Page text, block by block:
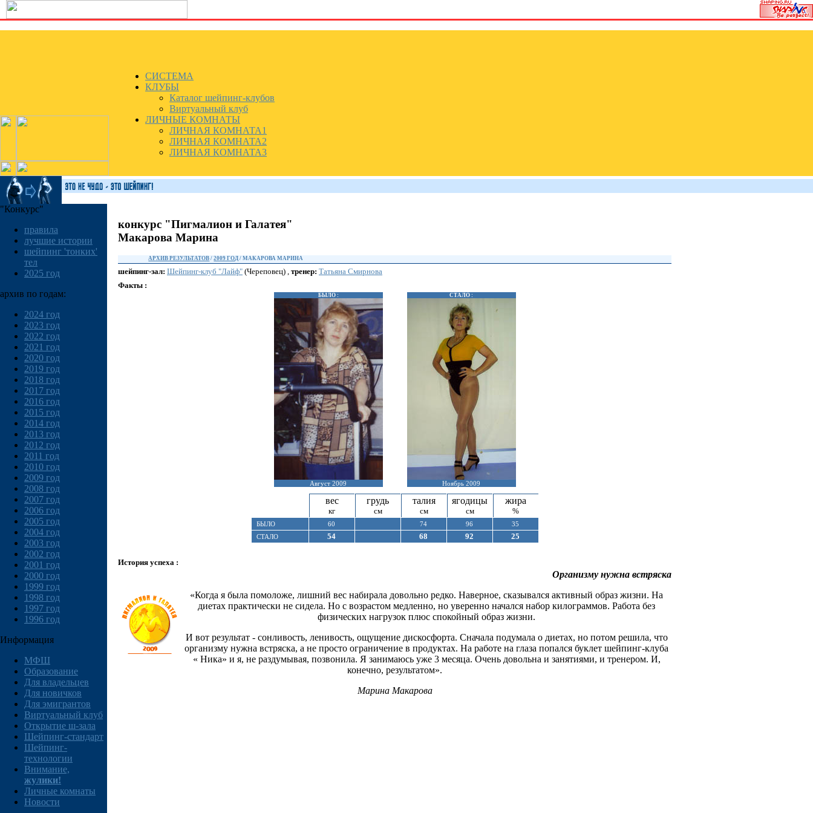
СИСТЕМА
КЛУБЫ
Каталог шейпинг-клубов
Виртуальный клуб
ЛИЧНЫЕ КОМНАТЫ
ЛИЧНАЯ КОМНАТА1
ЛИЧНАЯ КОМНАТА2
ЛИЧНАЯ КОМНАТА3
"Конкурс"
правила
лучшие истории
шейпинг 'тонких'
тел
2025 год
архив по годам:
2024 год
2023 год
2022 год
2021 год
2020 год
2019 год
2018 год
2017 год
2016 год
2015 год
2014 год
2013 год
2012 год
2011 год
2010 год
2009 год
2008 год
2007 год
2006 год
2005 год
2004 год
2003 год
2002 год
2001 год
2000 год
1999 год
1998 год
1997 год
1996 год
Информация
МФШ
Образование
Для владельцев
Для новичков
Для эмигрантов
Виртуальный клуб
Открытие ш-зала
Шейпинг-стандарт
Шейпинг-
технологии
Внимание,
жулики!
Личные комнаты
Новости
конкурс "Пигмалион и Галатея"
Макарова Марина
АРХИВ РЕЗУЛЬТАТОВ /2009 ГОД / МАКАРОВА МАРИНА
шейпинг-зал: Шейпинг-клуб "Лайф" (Череповец) , тренер: Татьяна Смирнова
Факты :
БЫЛО :
Август 2009
СТАЛО :
Ноябрь 2009
вес
кг
грудь
см
талия
см
ягодицы
см
жира
%
БЫЛО 60 74 96
35
СТАЛО
54 68 92 25
История успеха :
Организму нужна встряска
«Когда я была помоложе, лишний вес набирала довольно редко. Наверное, сказывался активный образ жизни. На
диетах практически не сидела. Но с возрастом медленно, но уверенно начался набор килограммов. Работа без
физических нагрузок плюс спокойный образ жизни.
И вот результат - сонливость, ленивость, ощущение дискосфорта. Сначала подумала о диетах, но потом решила, что
организму нужна встряска, а не просто ограничение в продуктах. На работе на глаза попался буклет шейпинг-клуба
« Ника» и я, не раздумывая, позвонила. Я занимаюсь уже 3 месяца. Очень довольна и занятиями, и тренером. И,
конечно, результатом».
Марина Макарова